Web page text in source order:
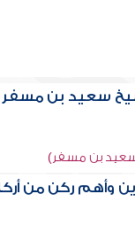
سعيد بن مسفر
سعيد بن مسفر)
وأهم ركن من